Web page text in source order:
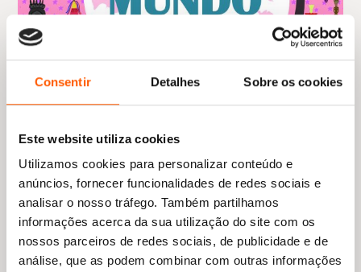
Consentir Detalhes Sobre os cookies
Este website utiliza cookies
Utilizamos cookies para personalizar conteúdo e
anúncios, fornecer funcionalidades de redes sociais e
analisar o nosso tráfego. Também partilhamos
informações acerca da sua utilização do site com os
nossos parceiros de redes sociais, de publicidade e de
análise, que as podem combinar com outras informações
17,69€O
preço
original
era:
17,69 €.
15,92 €O
preço
atual
é:
15,92 €.
Atlas do Mundo: Uma Viagem Pelas Diferentes Culturas do
Nosso Mundo!
Pascale Hédelin